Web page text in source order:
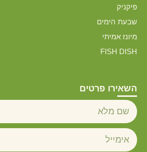
השאירו פרטים
פיקניק
שבעת הימים
מיונז אמיתי
FISH DISH